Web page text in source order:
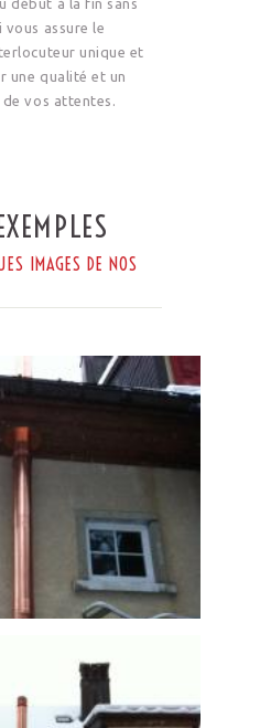
début à la fin sans
assure le
unique et
une qualité et un
de vos attentes.
IMAGES DE NOS